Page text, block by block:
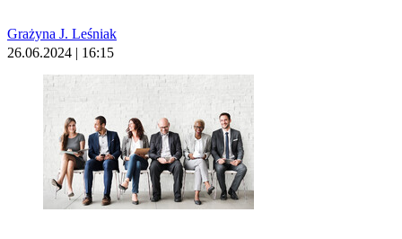
Grażyna J. Leśniak
26.06.2024 | 16:15